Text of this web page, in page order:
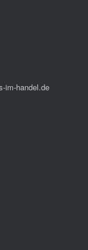
im-handel.de